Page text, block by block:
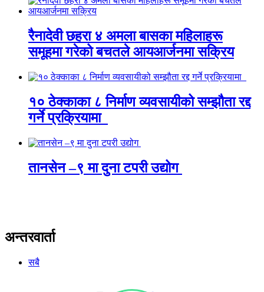
रैनादेवी छहरा ४ अमला बासका महिलाहरू
समूहमा गरेको बचतले आयआर्जनमा सक्रिय
१० ठेक्काका ८ निर्माण व्यवसायीको सम्झौता रद्द
गर्ने प्रक्रियामा
तानसेन –९ मा दुना टपरी उद्योग
अन्तरवार्ता
सबै